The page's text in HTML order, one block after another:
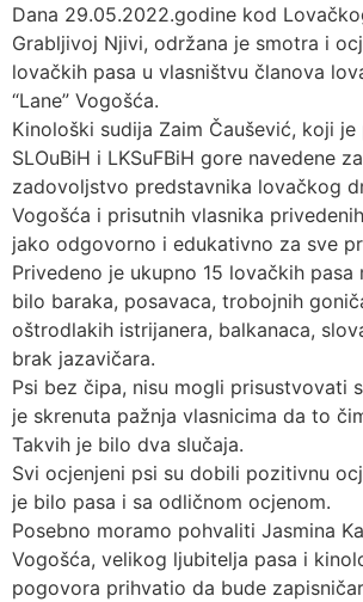
Dana 29.05.2022.godine kod
Grabljivoj Njivi, održana je smotra i
lovačkih pasa u vlasništvu članova
“Lane” Vogošća.
Kinološki sudija Zaim Čaušević, koji
SLOuBiH i LKSuFBiH gore navedene
zadovoljstvo predstavnika lovačkog
Vogošća i prisutnih vlasnika
jako odgovorno i edukativno za sve
Privedeno je ukupno 15 lovačkih pasa
bilo baraka, posavaca, trobojnih
oštrodlakih istrijanera, balkanaca,
brak jazavičara.
Psi bez čipa, nisu mogli prisustvovati
je skrenuta pažnja vlasnicima da to
Takvih je bilo dva slučaja.
Svi ocjenjeni psi su dobili pozitivnu
je bilo pasa i sa odličnom ocjenom.
Posebno moramo pohvaliti Jasmina
Vogošća, velikog ljubitelja pasa i
pogovora prihvatio da bude